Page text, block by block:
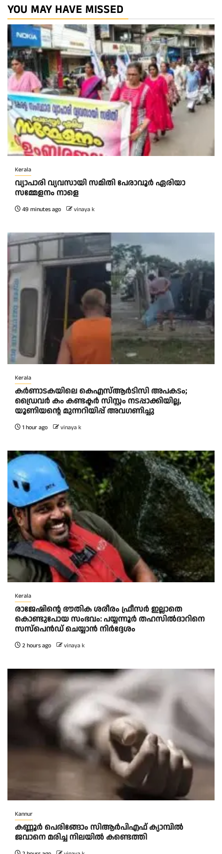
YOU MAY HAVE MISSED
Kerala
വ്യാപാരി വ്യവസായി സമിതി പേരാവൂർ ഏരിയാ
സമ്മേളനം നാളെ
49 minutes ago vinaya k
Kerala
കര്‍ണാടകയിലെ കെഎസ്ആര്‍ടിസി അപകടം;
ഡ്രൈവര്‍ കം കണ്ടക്ടര്‍ സിസ്റ്റം നടപ്പാക്കിയില്ല,
യൂണിയന്റെ മുന്നറിയിപ്പ് അവഗണിച്ചു
1 hour ago vinaya k
Kerala
രാജേഷിന്റെ ഭൗതിക ശരീരം ഫ്രീസർ ഇല്ലാതെ
കൊണ്ടുപോയ സംഭവം: പയ്യന്നൂർ തഹസിൽദാറിനെ
സസ്പെൻഡ് ചെയ്യാൻ നിർദ്ദേശം
2 hours ago vinaya k
Kannur
കണ്ണൂർ പെരിങ്ങോം സിആർപിഎഫ് ക്യാമ്പിൽ
ജവാനെ മരിച്ച നിലയിൽ കണ്ടെത്തി